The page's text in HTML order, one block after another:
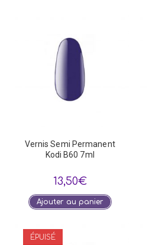
Vernis Semi Permanent
Kodi B60 7ml
13,50€
Ajouter au panier
ÉPUISÉ